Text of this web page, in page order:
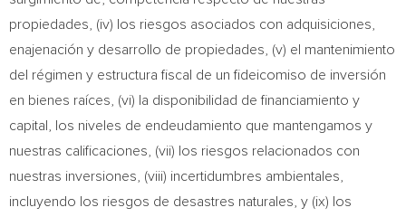
propiedades, (iv) los riesgos asociados con adquisiciones,
enajenación y desarrollo de propiedades, (v) el mantenimiento
del régimen y estructura fiscal de un fideicomiso de inversión
en bienes raíces, (vi) la disponibilidad de financiamiento y
capital, los niveles de endeudamiento que mantengamos y
nuestras calificaciones, (vii) los riesgos relacionados con
nuestras inversiones, (viii) incertidumbres ambientales,
incluyendo los riesgos de desastres naturales, y (ix) los